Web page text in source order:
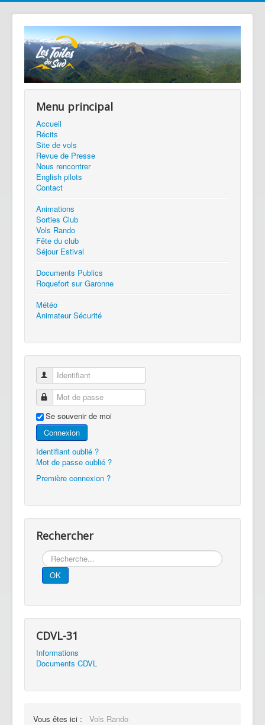
Menu principal
Accueil
Récits
Site de vols
Revue de Presse
Nous rencontrer
English pilots
Contact
Animations
Sorties Club
Vols Rando
Fête du club
Séjour Estival
Documents Publics
Roquefort sur Garonne
Météo
Animateur Sécurité
Identifiant
Mot de passe
Se souvenir de moi
Connexion
Identifiant oublié ?
Mot de passe oublié ?
Première connexion ?
Rechercher
Rechercher
OK
CDVL-31
Informations
Documents CDVL
Vous êtes ici : Vols Rando